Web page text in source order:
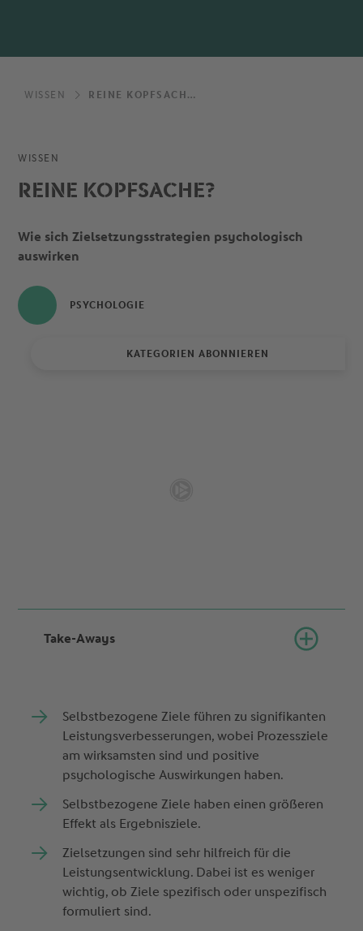
WISSEN REINE KOPFSACHE?
WISSEN
REINE KOPFSACHE?
Wie sich Zielsetzungsstrategien psychologisch
auswirken
PSYCHOLOGIE
KATEGORIEN ABONNIEREN
Take-Aways
Selbstbezogene Ziele führen zu signifikanten
Leistungsverbesserungen, wobei Prozessziele
am wirksamsten sind und positive
psychologische Auswirkungen haben.
Selbstbezogene Ziele haben einen größeren
Effekt als Ergebnisziele.
Zielsetzungen sind sehr hilfreich für die
Leistungsentwicklung. Dabei ist es weniger
wichtig, ob Ziele spezifisch oder unspezifisch
formuliert sind.